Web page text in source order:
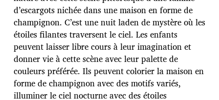
p
u
b
l
i
c
a
t
i
d’escargots nichée dans une maison en forme de
champignon. C’est une nuit laden de mystère où les
étoiles filantes traversent le ciel. Les enfants
peuvent laisser libre cours à leur imagination et
donner vie à cette scène avec leur palette de
couleurs préférée. Ils peuvent colorier la maison en
forme de champignon avec des motifs variés,
illuminer le ciel nocturne avec des étoiles